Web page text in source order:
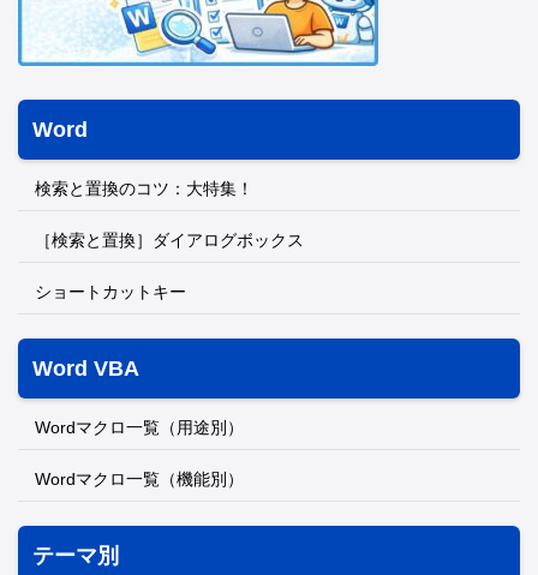
Word
検索と置換のコツ：大特集！
［検索と置換］ダイアログボックス
ショートカットキー
Word VBA
Wordマクロ一覧（用途別）
Wordマクロ一覧（機能別）
テーマ別